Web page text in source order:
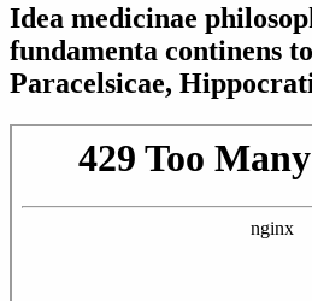
Idea medicinae
fundamenta continens
Paracelsicae,